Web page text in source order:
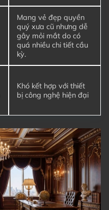
Mang vẻ đẹp quyền
quý xưa cũ nhưng dễ
gây mỏi mắt do có
quá nhiều chi tiết cầu
kỳ.
Khó kết hợp với thiết
bị công nghệ hiện đại